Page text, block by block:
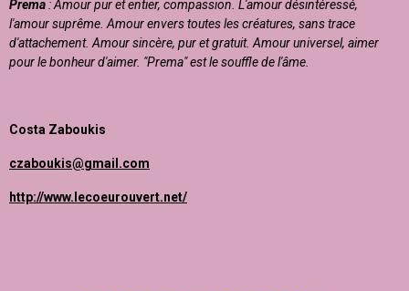
Prema : Amour pur et entier, compassion. L'amour désintéressé,
l'amour suprême. Amour envers toutes les créatures, sans trace
d'attachement. Amour sincère, pur et gratuit. Amour universel, aimer
pour le bonheur d'aimer. "Prema" est le souffle de l'âme.
Costa Zaboukis
czaboukis@gmail.com
http://www.lecoeurouvert.net/